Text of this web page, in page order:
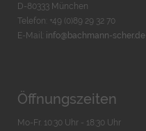
D-80333 München
Telefon: +49 (0)89 29 32 70
E-Mail: info@bachmann-scher.de
Öffnungszeiten
Mo-Fr. 10:30 Uhr - 18:30 Uhr